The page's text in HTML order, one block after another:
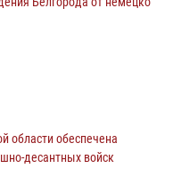
FPV-дрона ВСУ жителя
области обеспечена
десантных войск